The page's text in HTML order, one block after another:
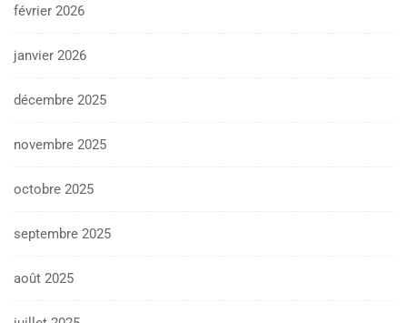
février 2026
janvier 2026
décembre 2025
novembre 2025
octobre 2025
septembre 2025
août 2025